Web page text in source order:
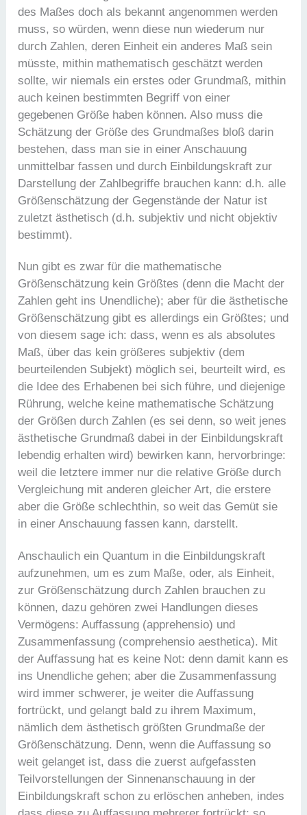
des Maßes doch als bekannt angenommen werden
muss, so würden, wenn diese nun wiederum nur
durch Zahlen, deren Einheit ein anderes Maß sein
müsste, mithin mathematisch geschätzt werden
sollte, wir niemals ein erstes oder Grundmaß, mithin
auch keinen bestimmten Begriff von einer
gegebenen Größe haben können. Also muss die
Schätzung der Größe des Grundmaßes bloß darin
bestehen, dass man sie in einer Anschauung
unmittelbar fassen und durch Einbildungskraft zur
Darstellung der Zahlbegriffe brauchen kann: d.h. alle
Größenschätzung der Gegenstände der Natur ist
zuletzt ästhetisch (d.h. subjektiv und nicht objektiv
bestimmt).
Nun gibt es zwar für die mathematische
Größenschätzung kein Größtes (denn die Macht der
Zahlen geht ins Unendliche); aber für die ästhetische
Größenschätzung gibt es allerdings ein Größtes; und
von diesem sage ich: dass, wenn es als absolutes
Maß, über das kein größeres subjektiv (dem
beurteilenden Subjekt) möglich sei, beurteilt wird, es
die Idee des Erhabenen bei sich führe, und diejenige
Rührung, welche keine mathematische Schätzung
der Größen durch Zahlen (es sei denn, so weit jenes
ästhetische Grundmaß dabei in der Einbildungskraft
lebendig erhalten wird) bewirken kann, hervorbringe:
weil die letztere immer nur die relative Größe durch
Vergleichung mit anderen gleicher Art, die erstere
aber die Größe schlechthin, so weit das Gemüt sie
in einer Anschauung fassen kann, darstellt.
Anschaulich ein Quantum in die Einbildungskraft
aufzunehmen, um es zum Maße, oder, als Einheit,
zur Größenschätzung durch Zahlen brauchen zu
können, dazu gehören zwei Handlungen dieses
Vermögens: Auffassung (apprehensio) und
Zusammenfassung (comprehensio aesthetica). Mit
der Auffassung hat es keine Not: denn damit kann es
ins Unendliche gehen; aber die Zusammenfassung
wird immer schwerer, je weiter die Auffassung
fortrückt, und gelangt bald zu ihrem Maximum,
nämlich dem ästhetisch größten Grundmaße der
Größenschätzung. Denn, wenn die Auffassung so
weit gelanget ist, dass die zuerst aufgefassten
Teilvorstellungen der Sinnenanschauung in der
Einbildungskraft schon zu erlöschen anheben, indes